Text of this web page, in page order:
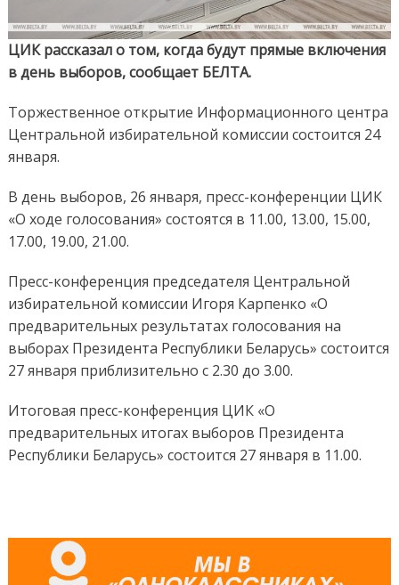
ЦИК рассказал о том, когда будут прямые включения
в день выборов, сообщает БЕЛТА.
Торжественное открытие Информационного центра
Центральной избирательной комиссии состоится 24
января.
В день выборов, 26 января, пресс-конференции ЦИК
«О ходе голосования» состоятся в 11.00, 13.00, 15.00,
17.00, 19.00, 21.00.
Пресс-конференция председателя Центральной
избирательной комиссии Игоря Карпенко «О
предварительных результатах голосования на
выборах Президента Республики Беларусь» состоится
27 января приблизительно с 2.30 до 3.00.
Итоговая пресс-конференция ЦИК «О
предварительных итогах выборов Президента
Республики Беларусь» состоится 27 января в 11.00.